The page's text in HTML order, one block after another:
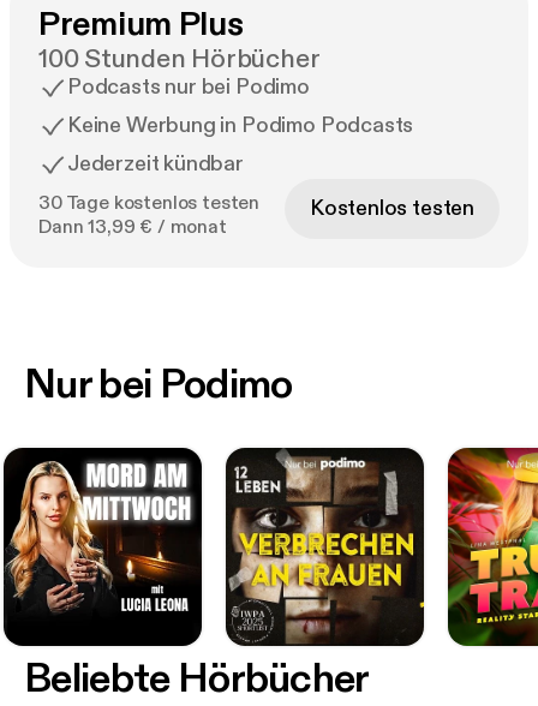
Premium Plus
100 Stunden Hörbücher
Podcasts nur bei Podimo
Keine Werbung in Podimo Podcasts
Jederzeit kündbar
30 Tage kostenlos testen
Dann 13,99 € / monat
Kostenlos testen
Nur bei Podimo
Beliebte Hörbücher